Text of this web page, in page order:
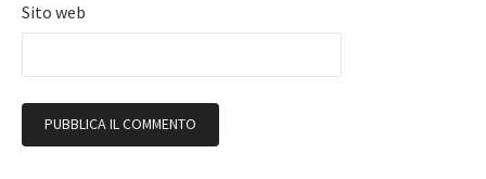
Sito web